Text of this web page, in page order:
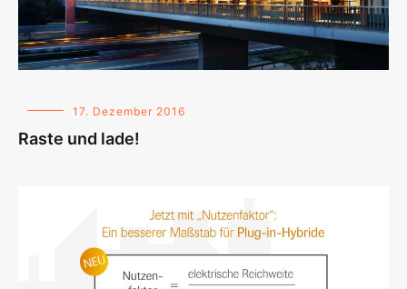
17. Dezember 2016
Raste und lade!